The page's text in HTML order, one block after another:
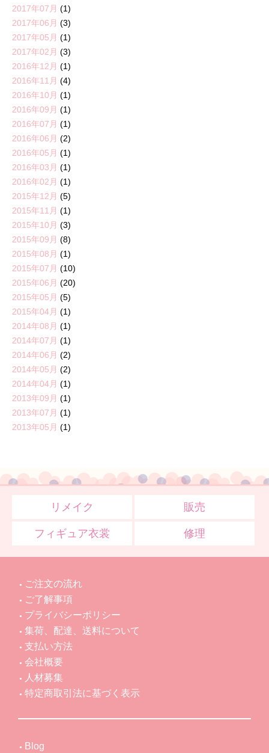
2017年07月 (1)
2017年06月 (3)
2017年05月 (1)
2017年02月 (3)
2016年12月 (1)
2016年11月 (4)
2016年10月 (1)
2016年09月 (1)
2016年07月 (1)
2016年06月 (2)
2016年05月 (1)
2016年03月 (1)
2016年02月 (1)
2015年12月 (5)
2015年11月 (1)
2015年10月 (3)
2015年09月 (8)
2015年08月 (1)
2015年07月 (10)
2015年06月 (20)
2015年05月 (5)
2015年04月 (1)
2014年08月 (1)
2014年07月 (1)
2014年06月 (2)
2014年05月 (2)
2014年04月 (1)
2013年09月 (1)
2013年07月 (1)
2013年05月 (1)
リメイク 販売
フィギュア衣裳 修理
ご注文の流れ
ご了解事項
プライバシーポリシー
集荷、配達、送料について
支払い方法
会社概要
人材募集
特定商取引法に基づく表示
Blog